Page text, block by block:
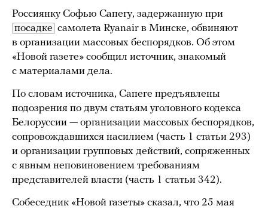
Россиянку Софью Сапегу, задержанную при
посадке самолета Ryanair в Минске, обвиняют
в организации массовых беспорядков. Об этом
«Новой газете» сообщил источник, знакомый
с материалами дела.
По словам источника, Сапеге предъявлены
подозрения по двум статьям уголовного кодекса
Белоруссии — организации массовых беспорядков,
сопровождавшихся насилием (часть 1 статьи 293)
и организации групповых действий, сопряженных
с явным неповиновением требованиям
представителей власти (часть 1 статьи 342).
Собеседник «Новой газеты» сказал, что 25 мая